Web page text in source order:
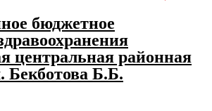
бюджетное
центральная районная
Бекботова Б.Б.